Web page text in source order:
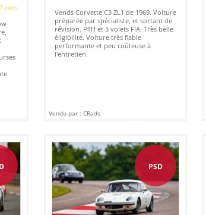
vues
Vends Corvette C3 ZL1 de 1969. Voiture
préparée par spécialiste, et sortant de
révision. PTH et 3 volets FIA. Très belle
éligibilité. Voiture très fiable
performante et peu coûteuse à
l'entretien.
Vendu par : CRads
PSD